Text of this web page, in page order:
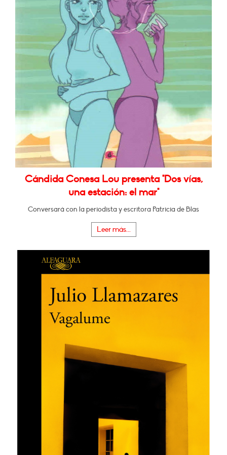
Cándida Conesa Lou presenta "Dos vías,
una estación: el mar"
Conversará con la periodista y escritora Patricia de Blas
Leer más...